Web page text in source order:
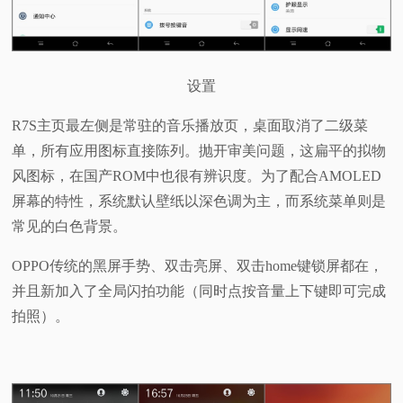
设置
R7S主页最左侧是常驻的音乐播放页，桌面取消了二级菜
单，所有应用图标直接陈列。抛开审美问题，这扁平的拟物
风图标，在国产ROM中也很有辨识度。为了配合AMOLED
屏幕的特性，系统默认壁纸以深色调为主，而系统菜单则是
常见的白色背景。
OPPO传统的黑屏手势、双击亮屏、双击home键锁屏都在，
并且新加入了全局闪拍功能（同时点按音量上下键即可完成
拍照）。